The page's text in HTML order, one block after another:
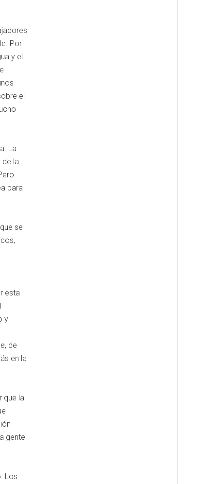
Por
y el
el
La
de la
para
se
esta
y
de
en la
que la
gente
Los